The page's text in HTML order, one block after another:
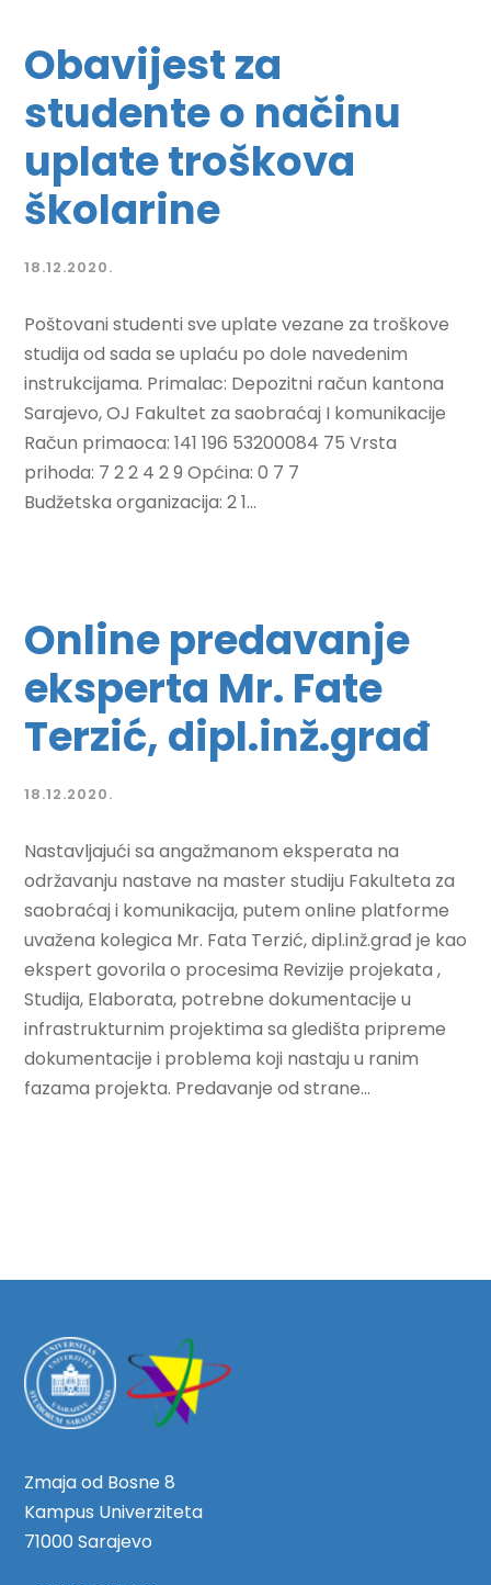
Obavijest za
studente o načinu
uplate troškova
školarine
18.12.2020.
Poštovani studenti sve uplate vezane za troškove
studija od sada se uplaću po dole navedenim
instrukcijama. Primalac: Depozitni račun kantona
Sarajevo, OJ Fakultet za saobraćaj I komunikacije
Račun primaoca: 141 196 53200084 75 Vrsta
prihoda: 7 2 2 4 2 9 Općina: 0 7 7
Budžetska organizacija: 2 1...
Online predavanje
eksperta Mr. Fate
Terzić, dipl.inž.građ
18.12.2020.
Nastavljajući sa angažmanom eksperata na
održavanju nastave na master studiju Fakulteta za
saobraćaj i komunikacija, putem online platforme
uvažena kolegica Mr. Fata Terzić, dipl.inž.građ je kao
ekspert govorila o procesima Revizije projekata ,
Studija, Elaborata, potrebne dokumentacije u
infrastrukturnim projektima sa gledišta pripreme
dokumentacije i problema koji nastaju u ranim
fazama projekta. Predavanje od strane...
Zmaja od Bosne 8
Kampus Univerziteta
71000 Sarajevo